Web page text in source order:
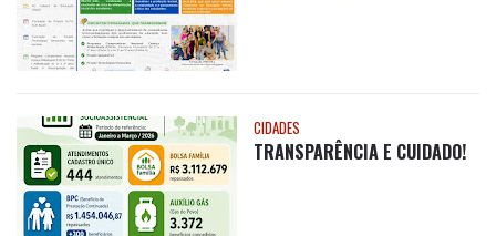
CIDADES
TRANSPARÊNCIA E CUIDADO!